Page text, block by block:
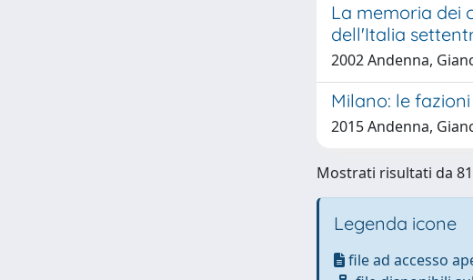
La memoria dei
dell'Italia
2002 Andenna,
Milano: le
2015 Andenna,
Mostrati risultati da
Legenda icone
file ad accesso